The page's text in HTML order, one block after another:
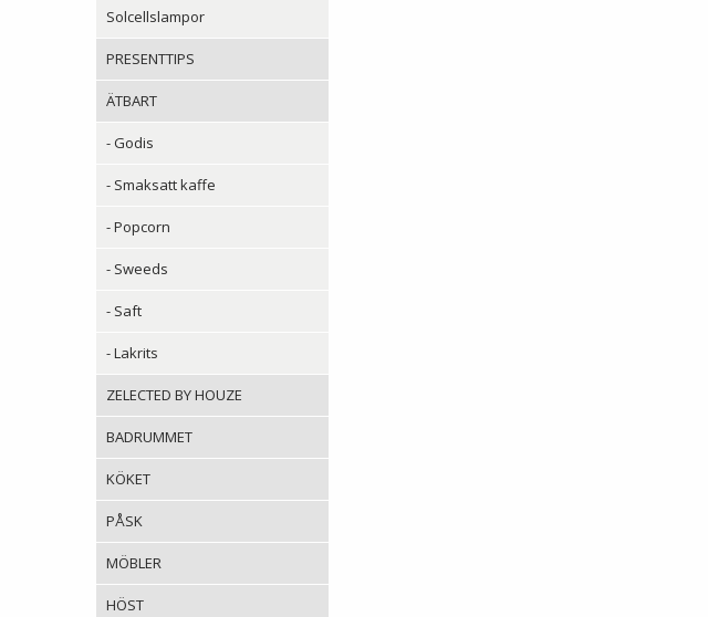
Solcellslampor
PRESENTTIPS
ÄTBART
- Godis
- Smaksatt kaffe
- Popcorn
- Sweeds
- Saft
- Lakrits
ZELECTED BY HOUZE
BADRUMMET
KÖKET
PÅSK
MÖBLER
HÖST